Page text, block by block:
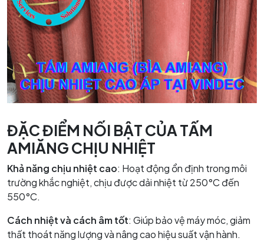
ĐẶC ĐIỂM NỐI BẬT CỦA TẤM
AMIĂNG CHỊU NHIỆT
Khả năng chịu nhiệt cao: Hoạt động ổn định trong môi
trường khắc nghiệt, chịu được dải nhiệt từ 250°C đến
550°C.
Cách nhiệt và cách âm tốt: Giúp bảo vệ máy móc, giảm
thất thoát năng lượng và nâng cao hiệu suất vận hành.